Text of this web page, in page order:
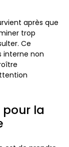
après que
trop
Ce
interne non
la